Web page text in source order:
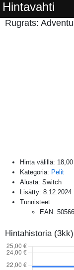
Hintavahti
Rugrats:
Hinta välillä:
Kategoria: Pelit
Alusta: Switch
Lisätty: 8.12.2024
Tunnisteet:
EAN:
Hintahistoria (3kk)